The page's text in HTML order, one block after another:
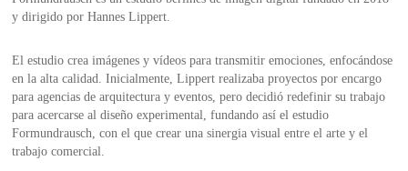
y dirigido por Hannes Lippert.
El estudio crea imágenes y vídeos para transmitir emociones, enfocándose
en la alta calidad. Inicialmente, Lippert realizaba proyectos por encargo
para agencias de arquitectura y eventos, pero decidió redefinir su trabajo
para acercarse al diseño experimental, fundando así el estudio
Formundrausch, con el que crear una sinergia visual entre el arte y el
trabajo comercial.